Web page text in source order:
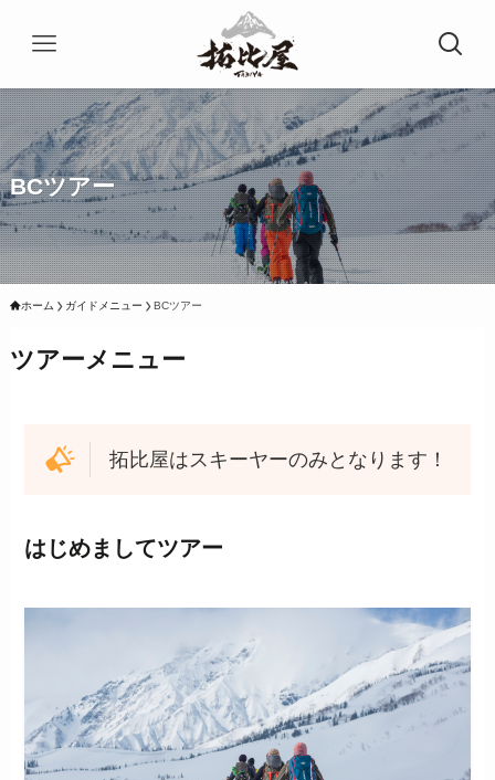
BCツアー
ホーム ガイドメニュー BCツアー
ツアーメニュー
拓比屋はスキーヤーのみとなります！
はじめましてツアー